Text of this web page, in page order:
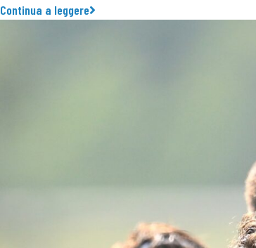
Continua a leggere